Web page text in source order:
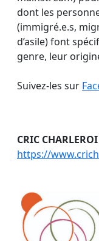
dont les
(immigré.e.s,
d’asile) font
genre, leur
Suivez-les sur
CRIC CHARLEROI
https://